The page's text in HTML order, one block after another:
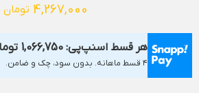
4,267,000 تومان
هر قسط اسنپ‌پی: 1,066,750
۴ قسط ماهانه. بدون سود، چک و ضامن.